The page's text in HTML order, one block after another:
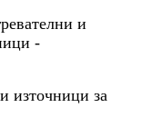
и
-
източници за